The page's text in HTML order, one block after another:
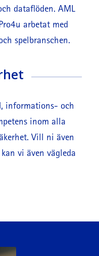
dataflöden. AML
arbetat med
spelbranschen.
informations- och
inom alla
Vill ni även
vi även vägleda